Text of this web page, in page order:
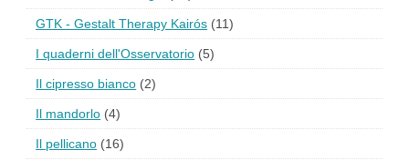
GTK - Gestalt Therapy Kairós (11)
I quaderni dell'Osservatorio (5)
Il cipresso bianco (2)
Il mandorlo (4)
Il pellicano (16)